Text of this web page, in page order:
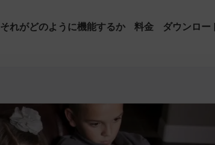
それがどのように機能するか 料金 ダウンロー